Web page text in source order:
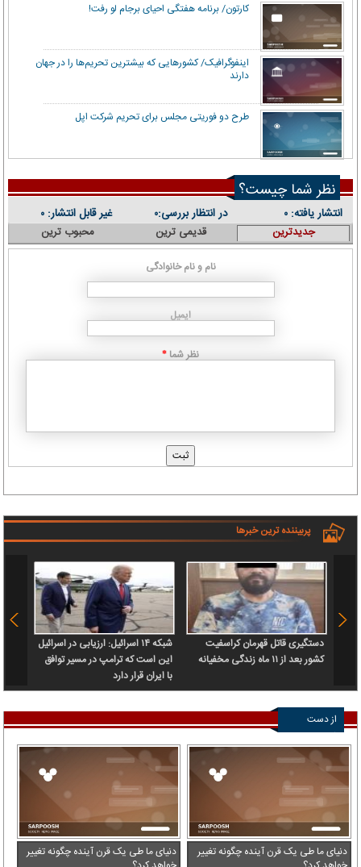
کارتون/ برنامه هفتگی احیای برجام لو رفت!
اینفوگرافیک/ کشورهایی که بیشترین تحریم‌ها را در جهان
دارند
طرح دو فوریتی مجلس برای تحریم شرکت اپل
نظر شما چیست؟
انتشار یافته: ۰ در انتظار بررسی:۰ غیر قابل انتشار: ۰
جدیدترین قدیمی ترین محبوب ترین
نام و نام خانوادگی
ایمیل
نظر شما *
پربیننده ترین خبرها
دستگیری قاتل قهرمان کراسفیت
کشور بعد از ۱۱ ماه زندگی مخفیانه
شبکه ۱۴ اسرائیل: ارزیابی در اسرائیل
این است که ترامپ در مسیر توافق
با ایران قرار دارد
از دست
ندهید
دنیای ما طی یک قرن آینده چگونه تغییر
دنیای ما طی یک قرن آینده چگونه تغییر